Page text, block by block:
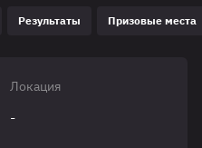
Результаты Призовые места
Локация
-